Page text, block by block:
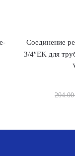
Соединение
3/4″EK для